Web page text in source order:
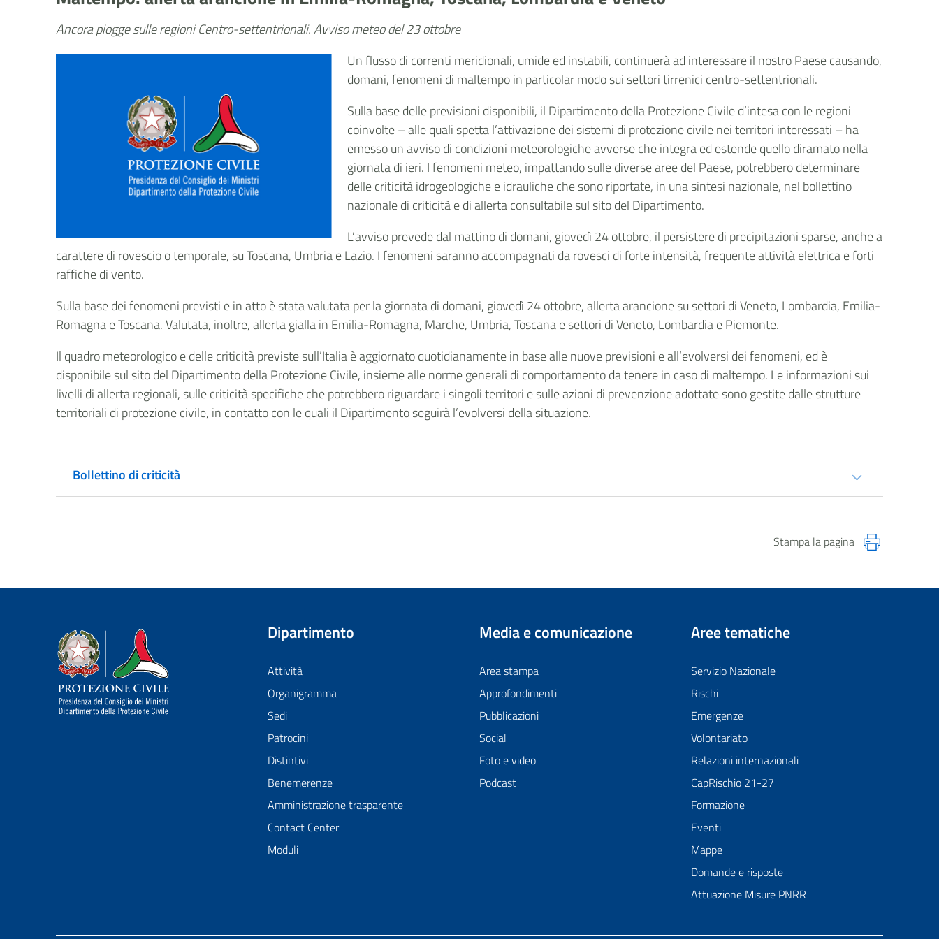
Ancora piogge sulle regioni Centro-settentrionali. Avviso meteo del 23 ottobre
Un flusso di correnti meridionali, umide ed instabili, continuerà ad interessare il nostro Paese causando,
domani, fenomeni di maltempo in particolar modo sui settori tirrenici centro-settentrionali.
Sulla base delle previsioni disponibili, il Dipartimento della Protezione Civile d’intesa con le regioni
coinvolte – alle quali spetta l’attivazione dei sistemi di protezione civile nei territori interessati – ha
emesso un avviso di condizioni meteorologiche avverse che integra ed estende quello diramato nella
giornata di ieri. I fenomeni meteo, impattando sulle diverse aree del Paese, potrebbero determinare
delle criticità idrogeologiche e idrauliche che sono riportate, in una sintesi nazionale, nel bollettino
nazionale di criticità e di allerta consultabile sul sito del Dipartimento.
L’avviso prevede dal mattino di domani, giovedì 24 ottobre, il persistere di precipitazioni sparse, anche a
carattere di rovescio o temporale, su Toscana, Umbria e Lazio. I fenomeni saranno accompagnati da rovesci di forte intensità, frequente attività elettrica e forti
raffiche di vento.
Sulla base dei fenomeni previsti e in atto è stata valutata per la giornata di domani, giovedì 24 ottobre, allerta arancione su settori di Veneto, Lombardia, Emilia-
Romagna e Toscana. Valutata, inoltre, allerta gialla in Emilia-Romagna, Marche, Umbria, Toscana e settori di Veneto, Lombardia e Piemonte.
Il quadro meteorologico e delle criticità previste sull’Italia è aggiornato quotidianamente in base alle nuove previsioni e all’evolversi dei fenomeni, ed è
disponibile sul sito del Dipartimento della Protezione Civile, insieme alle norme generali di comportamento da tenere in caso di maltempo. Le informazioni sui
livelli di allerta regionali, sulle criticità specifiche che potrebbero riguardare i singoli territori e sulle azioni di prevenzione adottate sono gestite dalle strutture
territoriali di protezione civile, in contatto con le quali il Dipartimento seguirà l’evolversi della situazione.
Bollettino di criticità
Stampa la pagina
Dipartimento della Protezione Civile
Dipartimento
Attività
Organigramma
Sedi
Patrocini
Distintivi
Benemerenze
Amministrazione trasparente
Contact Center
Moduli
Media e comunicazione
Area stampa
Approfondimenti
Pubblicazioni
Social
Foto e video
Podcast
Aree tematiche
Servizio Nazionale
Rischi
Emergenze
Volontariato
Relazioni internazionali
CapRischio 21-27
Formazione
Eventi
Mappe
Domande e risposte
Attuazione Misure PNRR